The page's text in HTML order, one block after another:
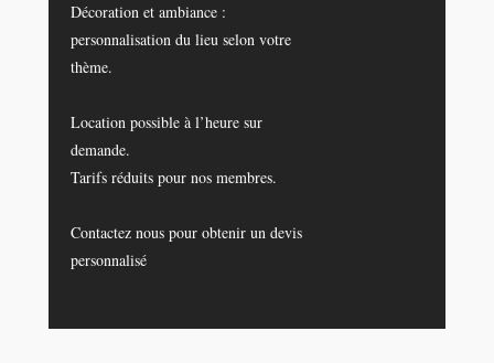
Décoration et ambiance :
personnalisation du lieu selon votre
thème.
Location possible à l’heure sur
demande.
Tarifs réduits pour nos membres.
Contactez nous pour obtenir un devis
personnalisé